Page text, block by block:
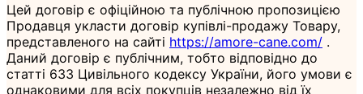
Цей договір є офіційною та публічною пропозицією
Продавця укласти договір купівлі-продажу Товару,
представленого на сайті https://amore-cane.com/ .
Даний договір є публічним, тобто відповідно до
статті 633 Цивільного кодексу України, його умови є
однаковими для всіх покупців незалежно від їх